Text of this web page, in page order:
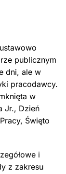
publicznym
dni, ale w
pracodawcy.
w
Jr., Dzień
Święto
i
z zakresu